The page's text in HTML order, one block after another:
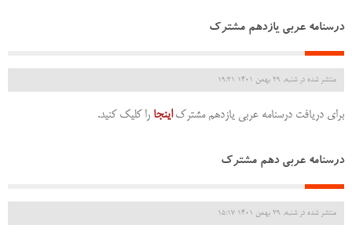
درسنامه عربی یازدهم مشترک
منتشر شده در شنبه, 29 بهمن 1401 19:21
برای دریافت درسنامه عربی یازدهم مشترک اینجا را کلیک کنید.
درسنامه عربی دهم مشترک
منتشر شده در شنبه, 29 بهمن 1401 15:17